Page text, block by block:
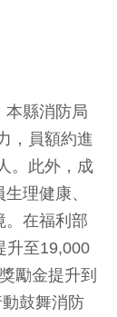
本縣消防局
，員額約進
。此外，成
理健康、
。在福利部
升至19,000
勵金提升到
鼓舞消防